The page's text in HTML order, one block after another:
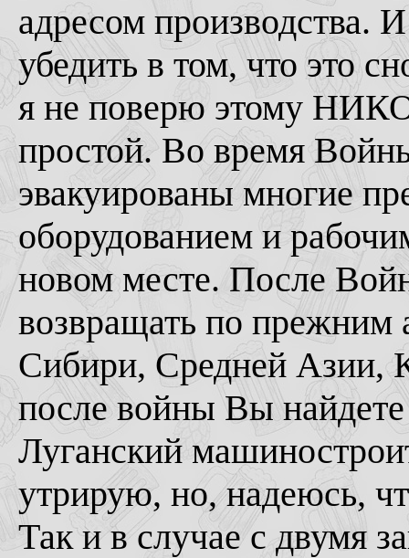
адресом производства.
убедить в том, что это
я не поверю этому
простой. Во время
эвакуированы многие
оборудованием и
новом месте. После
возвращать по прежним
Сибири, Средней Азии,
после войны Вы
Луганский
утрирую, но, надеюсь,
Так и в случае с двумя